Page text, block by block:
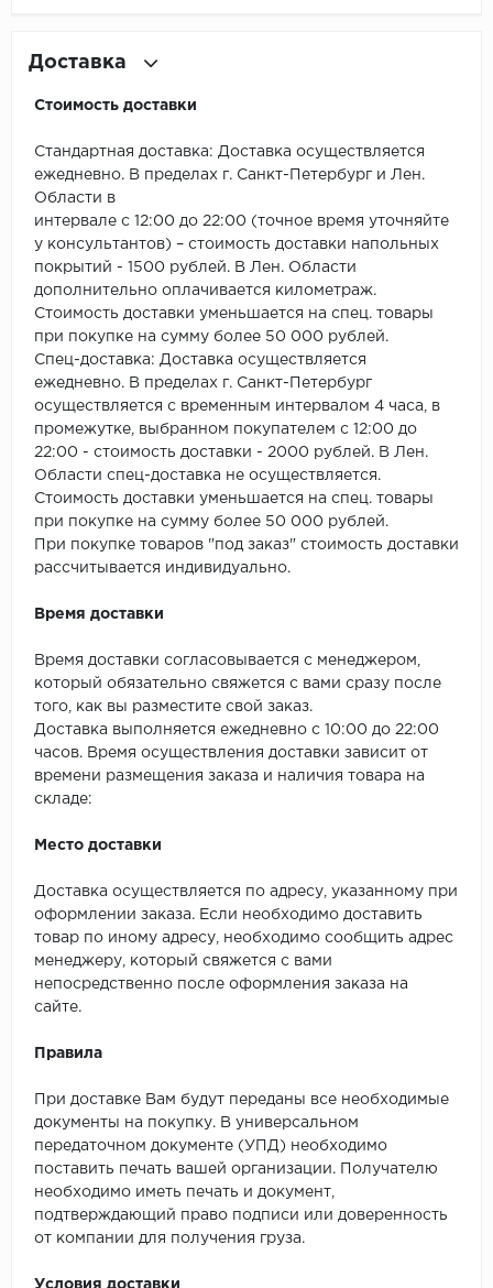
SPC Ideal Flooring
TANTO
Tarkett
Tulesna
Veon
Vinil click
Доставка
Стоимость доставки
Стандартная доставка: Доставка осуществляется
ежедневно. В пределах г. Санкт-Петербург и Лен.
Области в
интервале с 12:00 до 22:00 (точное время уточняйте
у консультантов) – стоимость доставки напольных
покрытий - 1500 рублей. В Лен. Области
дополнительно оплачивается километраж.
Стоимость доставки уменьшается на спец. товары
при покупке на сумму более 50 000 рублей.
Спец-доставка: Доставка осуществляется
ежедневно. В пределах г. Санкт-Петербург
осуществляется с временным интервалом 4 часа, в
промежутке, выбранном покупателем с 12:00 до
22:00 - стоимость доставки - 2000 рублей. В Лен.
Области спец-доставка не осуществляется.
Стоимость доставки уменьшается на спец. товары
при покупке на сумму более 50 000 рублей.
При покупке товаров "под заказ" стоимость доставки
рассчитывается индивидуально.
Время доставки
Время доставки согласовывается с менеджером,
который обязательно свяжется с вами сразу после
того, как вы разместите свой заказ.
Доставка выполняется ежедневно с 10:00 до 22:00
часов. Время осуществления доставки зависит от
времени размещения заказа и наличия товара на
складе:
Место доставки
Доставка осуществляется по адресу, указанному при
оформлении заказа. Если необходимо доставить
товар по иному адресу, необходимо сообщить адрес
менеджеру, который свяжется с вами
непосредственно после оформления заказа на
сайте.
Правила
При доставке Вам будут переданы все необходимые
документы на покупку. В универсальном
передаточном документе (УПД) необходимо
поставить печать вашей организации. Получателю
необходимо иметь печать и документ,
подтверждающий право подписи или доверенность
от компании для получения груза.
Условия доставки